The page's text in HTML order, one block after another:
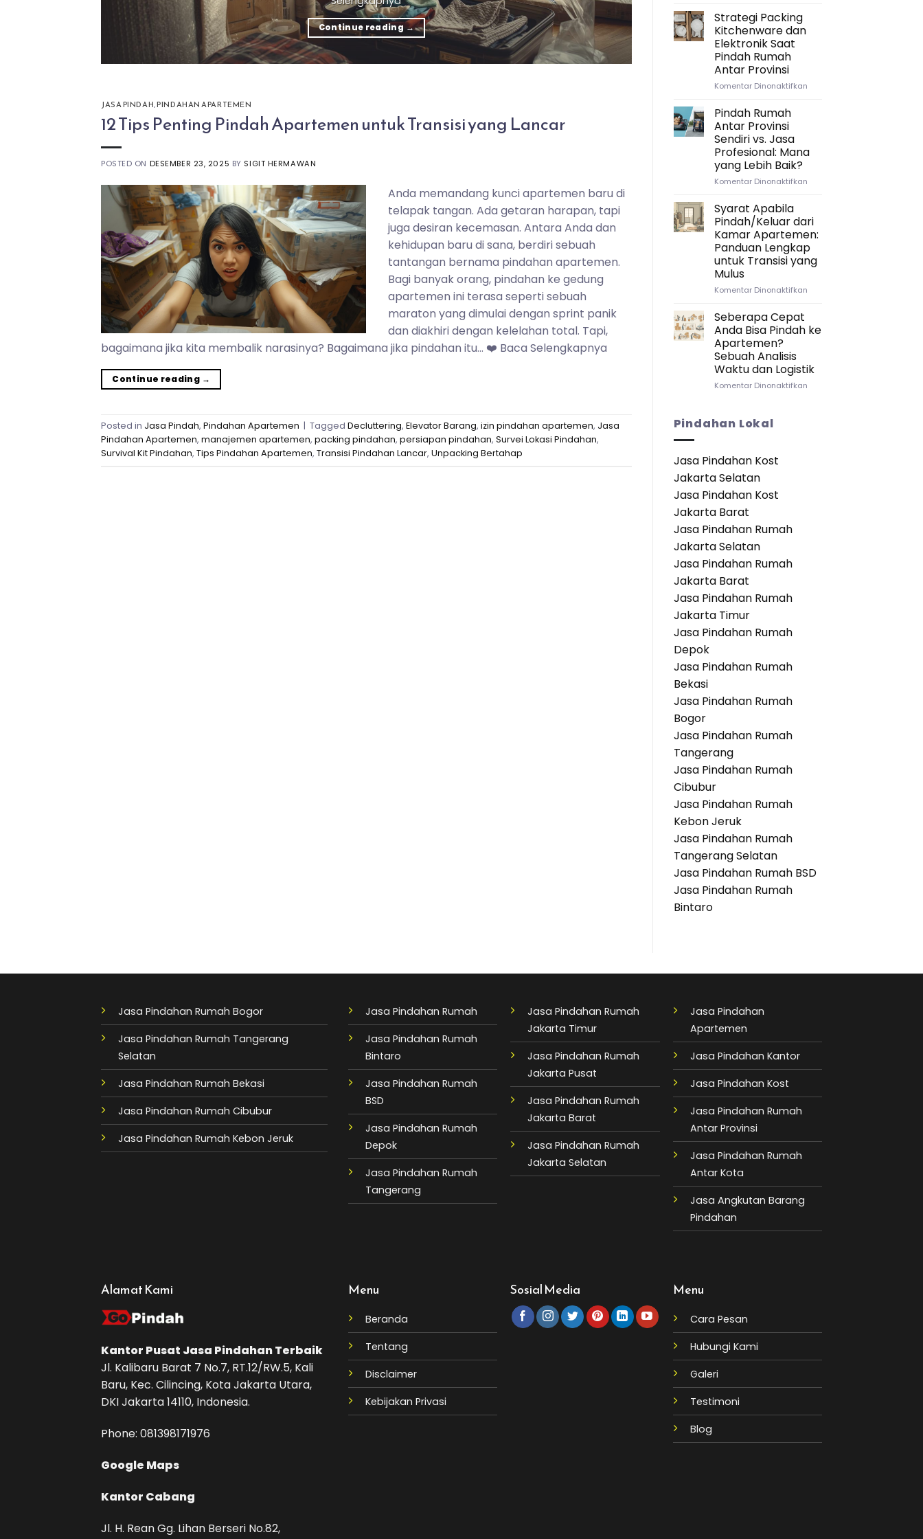
Continue reading→
JASA PINDAH,PINDAHAN APARTEMEN
12 Tips Penting Pindah Apartemen untuk Transisi yang Lancar
POSTED ON DESEMBER 23, 2025 BY SIGIT HERMAWAN
Anda memandang kunci apartemen baru di
telapak tangan. Ada getaran harapan, tapi
juga desiran kecemasan. Antara Anda dan
kehidupan baru di sana, berdiri sebuah
tantangan bernama pindahan apartemen.
Bagi banyak orang, pindahan ke gedung
apartemen ini terasa seperti sebuah
maraton yang dimulai dengan sprint panik
dan diakhiri dengan kelelahan total. Tapi,
bagaimana jika kita membalik narasinya? Bagaimana jika pindahan itu… ❤️ Baca Selengkapnya
Continue reading →
Posted in Jasa Pindah, Pindahan Apartemen | Tagged Decluttering, Elevator Barang, izin pindahan apartemen, Jasa
Pindahan Apartemen, manajemen apartemen, packing pindahan, persiapan pindahan, Survei Lokasi Pindahan,
Survival Kit Pindahan, Tips Pindahan Apartemen, Transisi Pindahan Lancar, Unpacking Bertahap
Persiapan
Strategi Packing
Kitchenware dan
Elektronik Saat
Pindah Rumah
Antar Provinsi
Komentar Dinonaktifkanpada
Saat
Rumah
Pindah Rumah
Antar Provinsi
Sendiri vs. Jasa
Profesional: Mana
yang Lebih Baik?
Komentar Dinonaktifkanpada
Antar
Provinsi
Sendiri
vs.
Jasa
Syarat Apabila
Pindah/Keluar dari
Kamar Apartemen:
Panduan Lengkap
untuk Transisi yang
Mulus
Komentar Dinonaktifkanpada
Pindah/Keluar
dari
Panduan
Lengkap
Seberapa Cepat
Anda Bisa Pindah ke
Apartemen?
Sebuah Analisis
Waktu dan Logistik
Komentar Dinonaktifkanpada
Pindahan Lokal
Jasa Pindahan Kost
Jakarta Selatan
Jasa Pindahan Kost
Jakarta Barat
Jasa Pindahan Rumah
Jakarta Selatan
Jasa Pindahan Rumah
Jakarta Barat
Jasa Pindahan Rumah
Jakarta Timur
Jasa Pindahan Rumah
Depok
Jasa Pindahan Rumah
Bekasi
Jasa Pindahan Rumah
Bogor
Jasa Pindahan Rumah
Tangerang
Jasa Pindahan Rumah
Cibubur
Jasa Pindahan Rumah
Kebon Jeruk
Jasa Pindahan Rumah
Tangerang Selatan
Jasa Pindahan Rumah BSD
Jasa Pindahan Rumah
Bintaro
Jasa Pindahan Rumah Bogor
Jasa Pindahan Rumah Tangerang
Selatan
Jasa Pindahan Rumah Bekasi
Jasa Pindahan Rumah Cibubur
Jasa Pindahan Rumah Kebon Jeruk
Jasa Pindahan Rumah
Jasa Pindahan Rumah
Bintaro
Jasa Pindahan Rumah
BSD
Jasa Pindahan Rumah
Depok
Jasa Pindahan Rumah
Tangerang
Jasa Pindahan Rumah
Jakarta Timur
Jasa Pindahan Rumah
Jakarta Pusat
Jasa Pindahan Rumah
Jakarta Barat
Jasa Pindahan Rumah
Jakarta Selatan
Jasa Pindahan
Apartemen
Jasa Pindahan Kantor
Jasa Pindahan Kost
Jasa Pindahan Rumah
Antar Provinsi
Jasa Pindahan Rumah
Antar Kota
Jasa Angkutan Barang
Pindahan
Alamat Kami
Kantor Pusat Jasa PindahanTerbaik
Jl. Kalibaru Barat 7 No.7, RT.12/RW.5, Kali
Baru, Kec. Cilincing, Kota Jakarta Utara,
DKI Jakarta 14110, Indonesia.
Phone: ‪081398171976‬
Google Maps
Kantor Cabang
Jl. H. Rean Gg. Lihan Berseri No.82,
Menu
Beranda
Tentang
Disclaimer
Kebijakan Privasi
Sosial Media Menu
Cara Pesan
Hubungi Kami
Galeri
Testimoni
Blog